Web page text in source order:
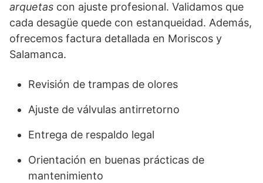
arquetas con ajuste profesional. Validamos que
cada desagüe quede con estanqueidad. Además,
ofrecemos factura detallada en Moriscos y
Salamanca.
Revisión de trampas de olores
Ajuste de válvulas antirretorno
Entrega de respaldo legal
Orientación en buenas prácticas de
mantenimiento